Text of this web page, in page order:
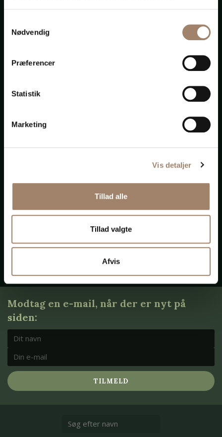
Nødvendig
Præferencer
Statistik
Marketing
Vis detaljer
Tillad alle
Tillad valgte
Afvis
Modtag en e-mail, når der er nyt på
siden:
TILMELD